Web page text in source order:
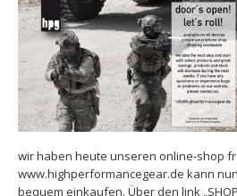
wir haben heute unseren online-shop
www.highperformancegear.de kann
bequem einkaufen. Über den link